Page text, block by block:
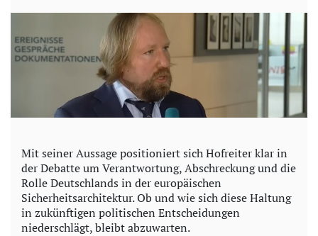
Mit seiner Aussage positioniert sich Hofreiter klar in
der Debatte um Verantwortung, Abschreckung und die
Rolle Deutschlands in der europäischen
Sicherheitsarchitektur. Ob und wie sich diese Haltung
in zukünftigen politischen Entscheidungen
niederschlägt, bleibt abzuwarten.